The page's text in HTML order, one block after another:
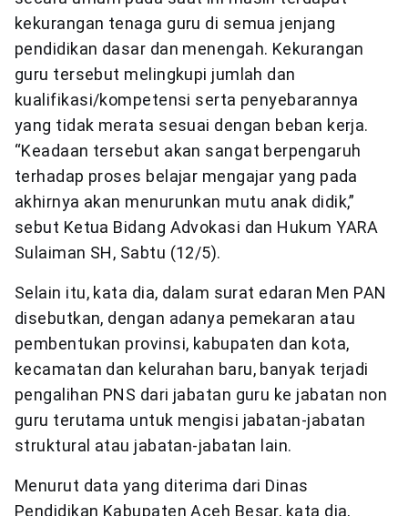
kekurangan tenaga guru di semua jenjang
pendidikan dasar dan menengah. Kekurangan
guru tersebut melingkupi jumlah dan
kualifikasi/kompetensi serta penyebarannya
yang tidak merata sesuai dengan beban kerja.
“Keadaan tersebut akan sangat berpengaruh
terhadap proses belajar mengajar yang pada
akhirnya akan menurunkan mutu anak didik,”
sebut Ketua Bidang Advokasi dan Hukum YARA
Sulaiman SH, Sabtu (12/5).
Selain itu, kata dia, dalam surat edaran Men PAN
disebutkan, dengan adanya pemekaran atau
pembentukan provinsi, kabupaten dan kota,
kecamatan dan kelurahan baru, banyak terjadi
pengalihan PNS dari jabatan guru ke jabatan non
guru terutama untuk mengisi jabatan-jabatan
struktural atau jabatan-jabatan lain.
Menurut data yang diterima dari Dinas
Pendidikan Kabupaten Aceh Besar, kata dia,